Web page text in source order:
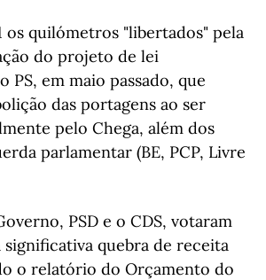
os quilómetros "libertados" pela
do projeto de lei
PS, em maio passado, que
das portagens ao ser
pelo Chega, além dos
parlamentar (BE, PCP, Livre
PSD e o CDS, votaram
quebra de receita
o relatório do Orçamento do